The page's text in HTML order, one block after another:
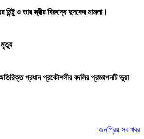
ও তার স্ত্রীর বিরুদ্ধে দুদকের মামলা।
মৃত্যু
প্রধান প্রকৌশলীর বদলির প্রজ্ঞাপনটি ভুয়া
জনপ্রিয় সব খবর